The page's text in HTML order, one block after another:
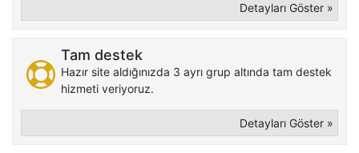
Detayları Göster »
Tam destek
Hazır site aldığınızda 3 ayrı grup altında tam destek
hizmeti veriyoruz.
Detayları Göster »